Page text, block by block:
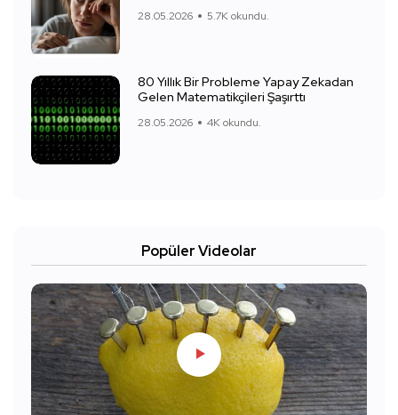
28.05.2026 5.7K okundu.
80 Yıllık Bir Probleme Yapay Zekadan
Gelen Matematikçileri Şaşırttı
28.05.2026 4K okundu.
Popüler Videolar